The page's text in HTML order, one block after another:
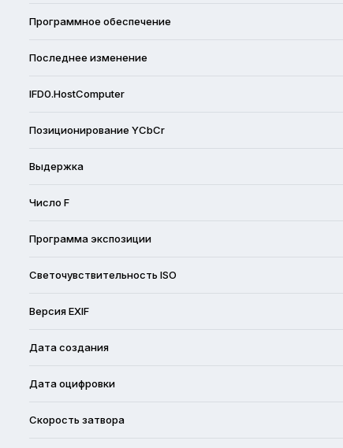
Программное обеспечение
Последнее изменение
IFD0.HostComputer
Позиционирование YCbCr
Выдержка
Число F
Программа экспозиции
Светочувствительность ISO
Версия EXIF
Дата создания
Дата оцифровки
Скорость затвора